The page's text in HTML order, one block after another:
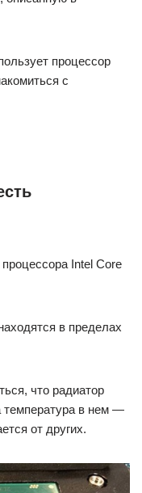
процессор
с
Intel Core
в пределах
что радиатор
температура в нем —
от других.